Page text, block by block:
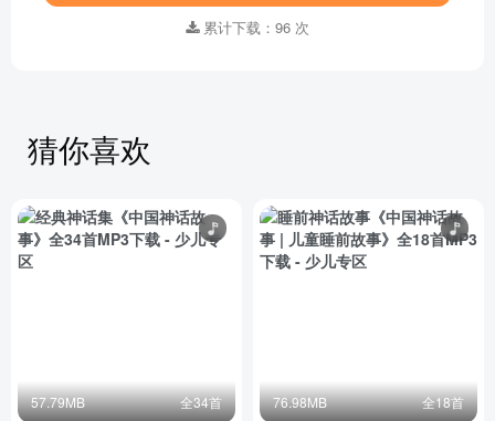
累计下载：96 次
猜你喜欢
57.79MB 全34首 76.98MB 全18首